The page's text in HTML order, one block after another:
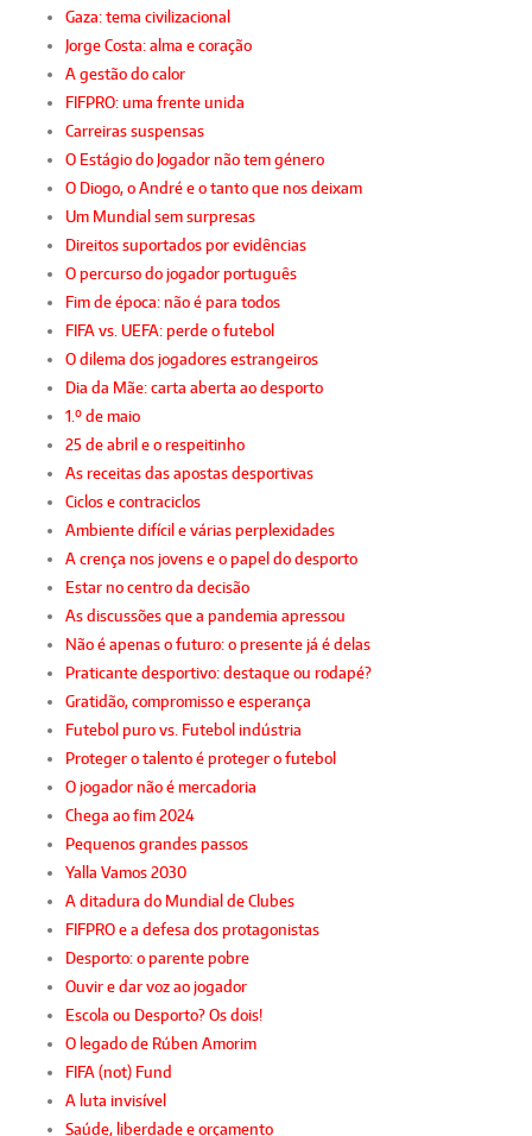
Gaza: tema civilizacional
Jorge Costa: alma e coração
A gestão do calor
FIFPRO: uma frente unida
Carreiras suspensas
O Estágio do Jogador não tem género
O Diogo, o André e o tanto que nos deixam
Um Mundial sem surpresas
Direitos suportados por evidências
O percurso do jogador português
Fim de época: não é para todos
FIFA vs. UEFA: perde o futebol
O dilema dos jogadores estrangeiros
Dia da Mãe: carta aberta ao desporto
1.º de maio
25 de abril e o respeitinho
As receitas das apostas desportivas
Ciclos e contraciclos
Ambiente difícil e várias perplexidades
A crença nos jovens e o papel do desporto
Estar no centro da decisão
As discussões que a pandemia apressou
Não é apenas o futuro: o presente já é delas
Praticante desportivo: destaque ou rodapé?
Gratidão, compromisso e esperança
Futebol puro vs. Futebol indústria
Proteger o talento é proteger o futebol
O jogador não é mercadoria
Chega ao fim 2024
Pequenos grandes passos
Yalla Vamos 2030
A ditadura do Mundial de Clubes
FIFPRO e a defesa dos protagonistas
Desporto: o parente pobre
Ouvir e dar voz ao jogador
Escola ou Desporto? Os dois!
O legado de Rúben Amorim
FIFA (not) Fund
A luta invisível
Saúde, liberdade e orçamento